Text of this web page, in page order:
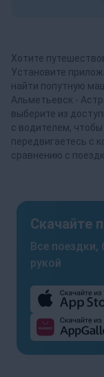
Хотите
Установите
найти попутную
Альметьевск -
выберите из
с водителем,
передвигаетесь с
сравнению с
Скачайте
Все поездки,
рукой